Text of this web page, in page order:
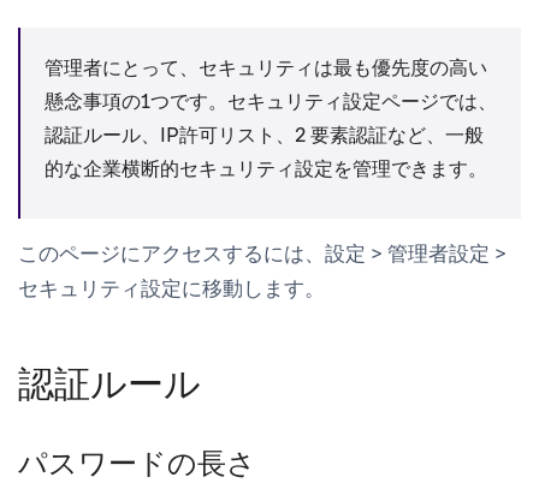
管理者にとって、セキュリティは最も優先度の高い
懸念事項の1つです。 セキュリティ設定ページでは、
認証ルール、IP許可リスト、2 要素認証など、一般
的な企業横断的セキュリティ設定を管理できます。
このページにアクセスするには、 設定 > 管理者設定 >
セキュリティ設定に移動します。
認証ルール
パスワードの長さ